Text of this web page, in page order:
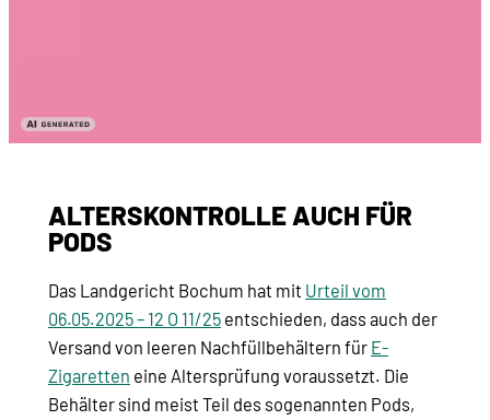
ALTERSKONTROLLE AUCH FÜR
PODS
Das Landgericht Bochum hat mit Urteil vom
06.05.2025 – 12 O 11/25 entschieden, dass auch der
Versand von leeren Nachfüllbehältern für E-
Zigaretten eine Altersprüfung voraussetzt. Die
Behälter sind meist Teil des sogenannten Pods,